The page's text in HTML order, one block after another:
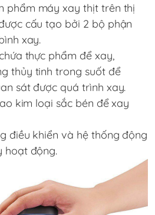
phẩm máy xay thịt trên thị
cấu tạo bởi 2 bộ phận
xay.
thực phẩm để xay,
thủy tinh trong suốt để
sát được quá trình xay.
kim loại sắc bén để xay
điều khiển và hệ thống động
hoạt động.